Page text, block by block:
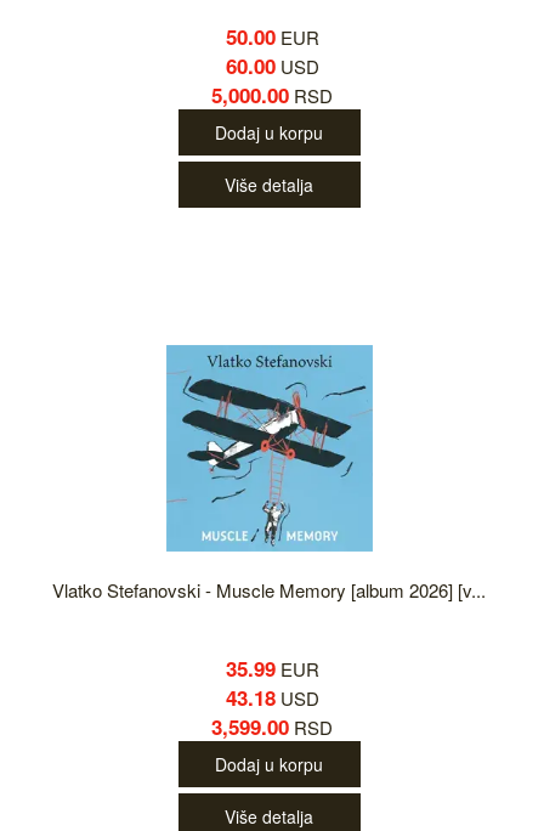
50.00EUR
60.00USD
5,000.00 RSD
Dodaj u korpu
Više detalja
Vlatko Stefanovski - Muscle Memory [album 2026] [v...
35.99EUR
43.18USD
3,599.00 RSD
Dodaj u korpu
Više detalja